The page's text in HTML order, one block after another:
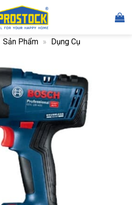
Sản Phẩm » Dụng Cụ